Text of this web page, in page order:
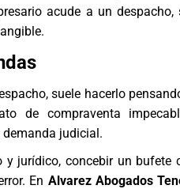
acude a un despacho,
suele hacerlo
de compraventa
judicial.
y jurídico, concebir un bufete
En Alvarez Abogados